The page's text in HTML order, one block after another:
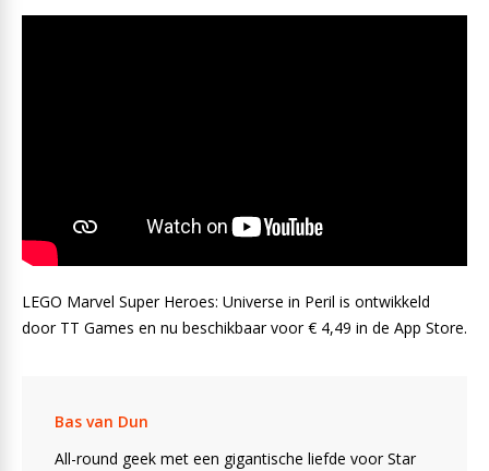
LEGO Marvel Super Heroes: Universe in Peril is ontwikkeld
door TT Games en nu beschikbaar voor € 4,49 in de App Store.
Bas van Dun
All-round geek met een gigantische liefde voor Star